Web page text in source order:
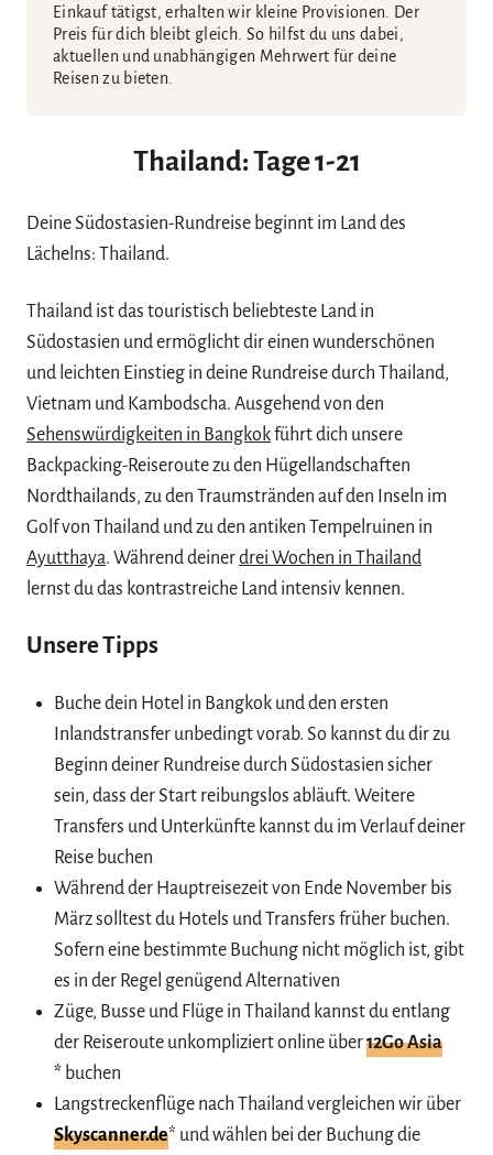
Einkauf tätigst, erhalten wir kleine Provisionen. Der
Preis für dich bleibt gleich. So hilfst du uns dabei,
aktuellen und unabhängigen Mehrwert für deine
Reisen zu bieten.
Thailand: Tage 1-21
Deine Südostasien-Rundreise beginnt im Land des
Lächelns: Thailand.
Thailand ist das touristisch beliebteste Land in
Südostasien und ermöglicht dir einen wunderschönen
und leichten Einstieg in deine Rundreise durch Thailand,
Vietnam und Kambodscha. Ausgehend von den
Sehenswürdigkeiten in Bangkokführt dich unsere
Backpacking-Reiseroute zu den Hügellandschaften
Nordthailands, zu den Traumstränden auf den Inseln im
Golf von Thailand und zu den antiken Tempelruinen in
Ayutthaya. Während deinerdrei Wochen in Thailand
lernst du das kontrastreiche Land intensiv kennen.
Unsere Tipps
Buche dein Hotel in Bangkok und den ersten
Inlandstransfer unbedingt vorab. So kannst du dir zu
Beginn deiner Rundreise durch Südostasien sicher
sein, dass der Start reibungslos abläuft. Weitere
Transfers und Unterkünfte kannst du im Verlauf deiner
Reise buchen
Während der Hauptreisezeit von Ende November bis
März solltest du Hotels und Transfers früher buchen.
Sofern eine bestimmte Buchung nicht möglich ist, gibt
es in der Regel genügend Alternativen
Züge, Busse und Flüge in Thailand kannst du entlang
der Reiseroute unkompliziert online über12Go Asia
* buchen
Langstreckenflüge nach Thailand vergleichen wir über
Skyscanner.de* und wählen bei der Buchung die